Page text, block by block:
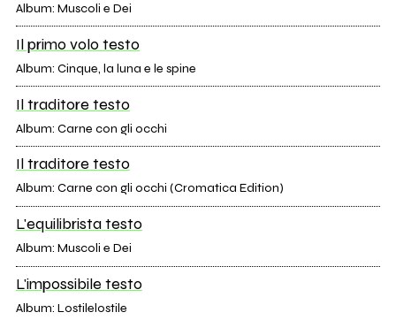
Album: Muscoli e Dei
Il primo volo testo
Album: Cinque, la luna e le spine
Il traditore testo
Album: Carne con gli occhi
Il traditore testo
Album: Carne con gli occhi (Cromatica Edition)
L'equilibrista testo
Album: Muscoli e Dei
L'impossibile testo
Album: Lostilelostile